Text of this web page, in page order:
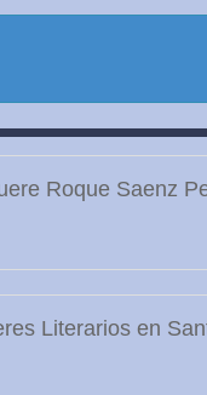
Roque Saenz
Literarios en